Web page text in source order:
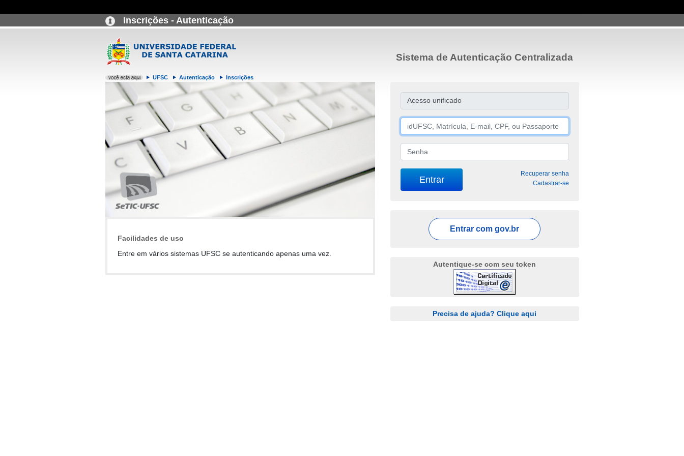
Inscrições - Autenticação
UFSC Autenticação Inscrições
Sistema de Autenticação Centralizada
Facilidades de uso
Entre em vários sistemas UFSC se autenticando apenas uma vez.
Acesso unificado
Recuperar senha
Cadastrar-se
Entrar com gov.br
Autentique-se com seu token
Precisa de ajuda? Clique aqui